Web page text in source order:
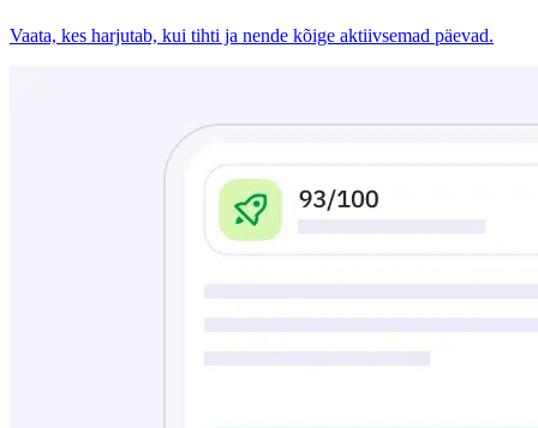
Vaata, kes harjutab, kui tihti ja nende kõige aktiivsemad päevad.